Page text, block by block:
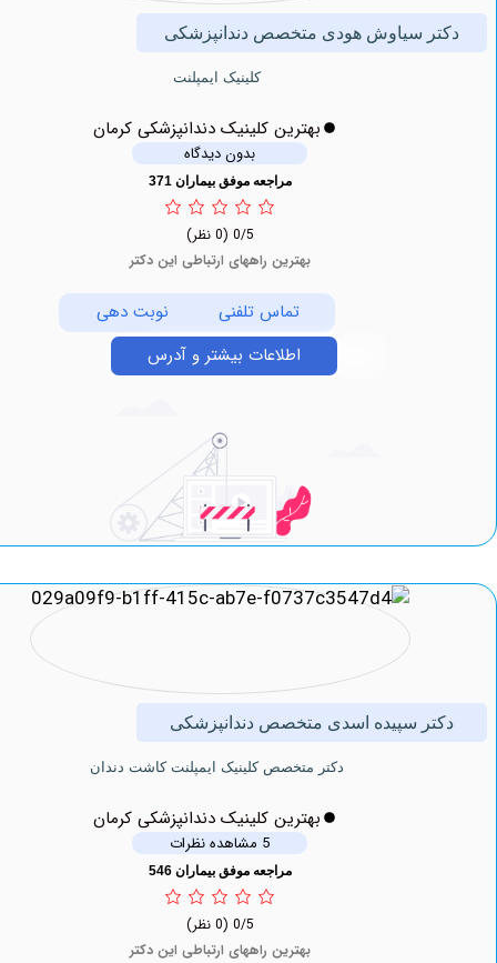
سیاوش هودی متخصص دندانپزشکی
کلینیک ایمپلنت
بهترین کلینیک دندانپزشکی کرمان
بدون دیدگاه
مراجعه موفق بیماران 371
بهترین راههای ارتباطی این دکتر
تماس تلفنی
نوبت دهی
اطلاعات بیشتر و آدرس
سپیده اسدی متخصص دندانپزشکی
دكتر متخصص کلینیک ايمپلنت كاشت دندان
بهترین کلینیک دندانپزشکی کرمان
مراجعه موفق بیماران 546
بهترین راههای ارتباطی این دکتر